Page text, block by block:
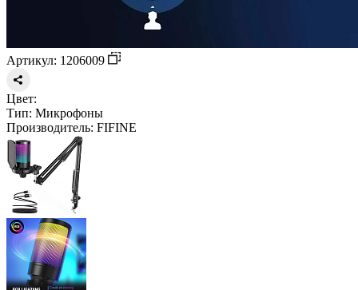
Артикул: 1206009
Цвет:
Тип: Микрофоны
Производитель: FIFINE